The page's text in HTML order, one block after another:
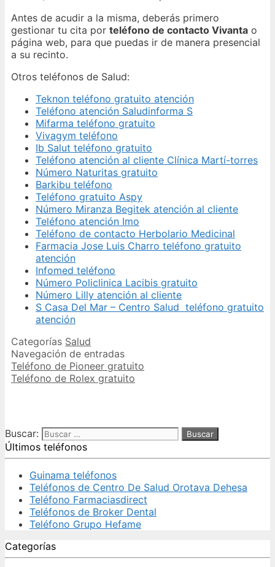
Antes de acudir a la misma, deberás primero
gestionar tu cita por teléfono de contacto Vivanta o
página web, para que puedas ir de manera presencial
a su recinto.
Otros teléfonos de Salud:
Teknon teléfono gratuito atención
Teléfono atención Saludinforma S
Mifarma teléfono gratuito
Vivagym teléfono
Ib Salut teléfono gratuito
Teléfono atención al cliente Clínica Martí-torres
Número Naturitas gratuito
Barkibu teléfono
Teléfono gratuito Aspy
Número Miranza Begitek atención al cliente
Teléfono atención Imo
Teléfono de contacto Herbolario Medicinal
Farmacia Jose Luis Charro teléfono gratuito
atención
Infomed teléfono
Número Policlinica Lacibis gratuito
Número Lilly atención al cliente
S Casa Del Mar – Centro Salud teléfono gratuito
atención
Categorías Salud
Navegación de entradas
Teléfono de Pioneer gratuito
Teléfono de Rolex gratuito
Buscar:
Últimos teléfonos
Guinama teléfonos
Teléfonos de Centro De Salud Orotava Dehesa
Teléfono Farmaciasdirect
Teléfonos de Broker Dental
Teléfono Grupo Hefame
Categorías